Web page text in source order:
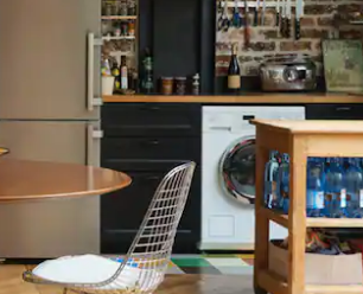
utforska genom att trycka eller svepa.